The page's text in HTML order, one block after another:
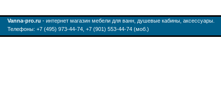
Vanna-pro.ru - интернет магазин мебели для ванн, душевые кабины, аксессуары.
Телефоны: +7 (495) 973-44-74, +7 (901) 553-44-74 (моб.)